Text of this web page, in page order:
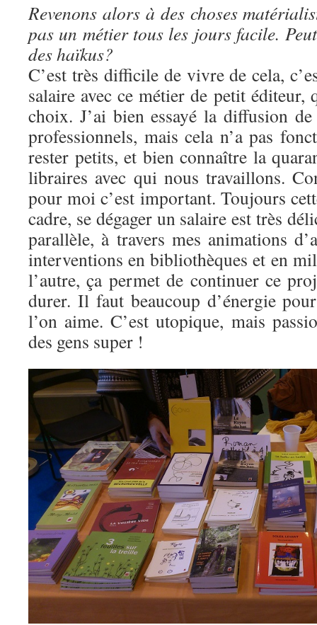
Revenons alors à des choses
pas un métier tous les jours facile.
des haïkus?
C’est très difficile de vivre de cela,
salaire avec ce métier de petit éditeur,
choix. J’ai bien essayé la diffusion
professionnels, mais cela n’a pas
rester petits, et bien connaître la
libraires avec qui nous travaillons.
pour moi c’est important. Toujours
cadre, se dégager un salaire est très
parallèle, à travers mes animations
interventions en bibliothèques et en
l’autre, ça permet de continuer ce
durer. Il faut beaucoup d’énergie
l’on aime. C’est utopique, mais
des gens super !